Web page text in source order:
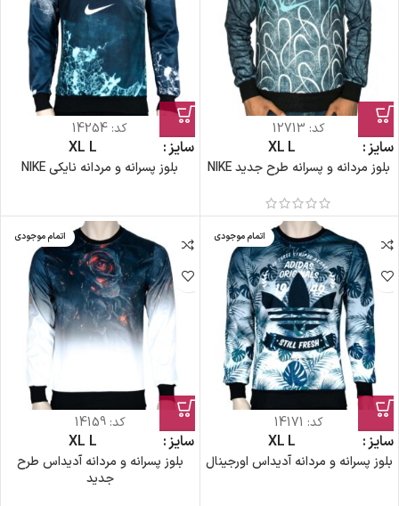
کد: 12713
سایز L
XL
بلوز مردانه و پسرانه طرح جدید NIKE
کد: 14254
سایز L
XL
بلوز پسرانه و مردانه نایکی NIKE
اتمام موجودی
کد: 14171
سایز L
XL
بلوز پسرانه و مردانه آدیداس اورجینال
اتمام موجودی
کد:14159
سایز L
XL
بلوز پسرانه و مردانه آدیداس طرح
جدید